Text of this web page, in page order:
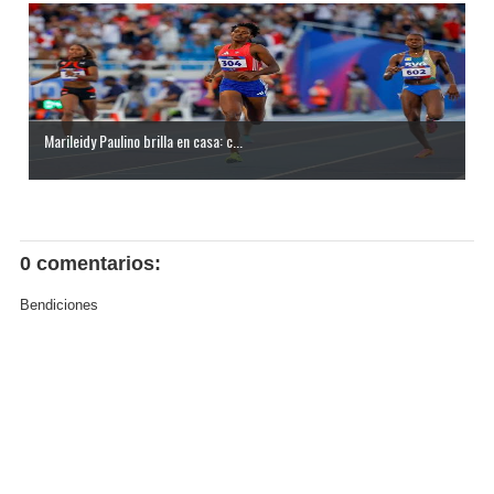
Marileidy Paulino brilla en casa: c...
0 comentarios:
Bendiciones